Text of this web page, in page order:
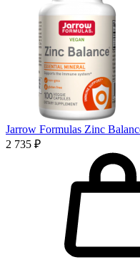
Jarrow Formulas Zinc
2 735 ₽